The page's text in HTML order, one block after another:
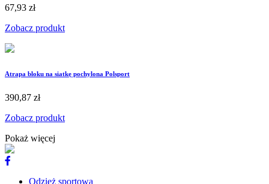
67,93 zł
Zobacz produkt
Atrapa bloku na siatkę pochylona Polsport
390,87 zł
Zobacz produkt
Pokaż więcej
Odzież sportowa